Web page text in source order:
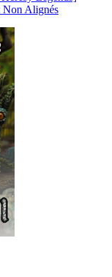
Non Alignés